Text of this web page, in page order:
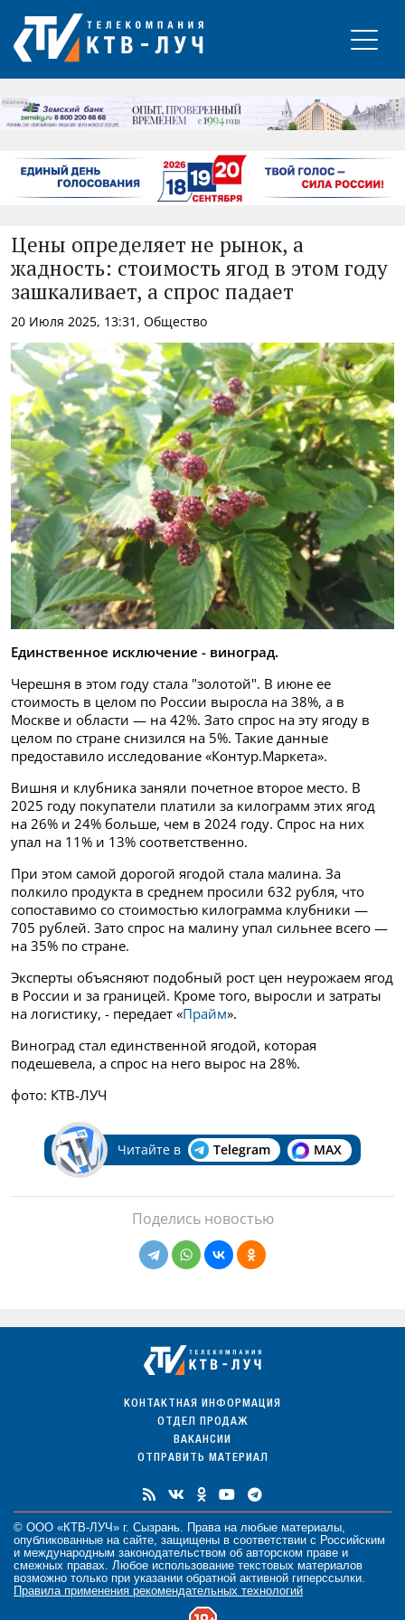
РЕКЛАМА
Цены определяет не рынок, а
жадность: стоимость ягод в этом году
зашкаливает, а спрос падает
20 Июля 2025, 13:31, Общество
Единственное исключение - виноград.
Черешня в этом году стала "золотой". В июне ее
стоимость в целом по России выросла на 38%, а в
Москве и области — на 42%. Зато спрос на эту ягоду в
целом по стране снизился на 5%. Такие данные
предоставило исследование «Контур.Маркета».
Вишня и клубника заняли почетное второе место. В
2025 году покупатели платили за килограмм этих ягод
на 26% и 24% больше, чем в 2024 году. Спрос на них
упал на 11% и 13% соответственно.
При этом самой дорогой ягодой стала малина. За
полкило продукта в среднем просили 632 рубля, что
сопоставимо со стоимостью килограмма клубники —
705 рублей. Зато спрос на малину упал сильнее всего —
на 35% по стране.
Эксперты объясняют подобный рост цен неурожаем ягод
в России и за границей. Кроме того, выросли и затраты
на логистику, - передает «Прайм».
Виноград стал единственной ягодой, которая
подешевела, а спрос на него вырос на 28%.
фото: КТВ-ЛУЧ
Читайте в Telegram MAX
Поделись новостью
КОНТАКТНАЯ ИНФОРМАЦИЯ
ОТДЕЛ ПРОДАЖ
ВАКАНСИИ
ОТПРАВИТЬ МАТЕРИАЛ
© ООО «КТВ-ЛУЧ» г. Сызрань. Права на любые материалы,
опубликованные на сайте, защищены в соответствии с Российским
и международным законодательством об авторском праве и
смежных правах. Любое использование текстовых материалов
возможно только при указании обратной активной гиперссылки.
Правила применения рекомендательных технологий